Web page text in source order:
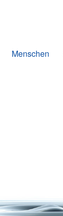
Menschen